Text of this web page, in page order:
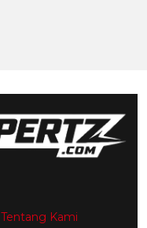
Tentang Kami